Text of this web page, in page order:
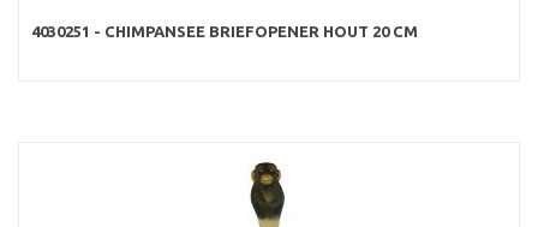
4030251 - CHIMPANSEE BRIEFOPENER HOUT 20 CM